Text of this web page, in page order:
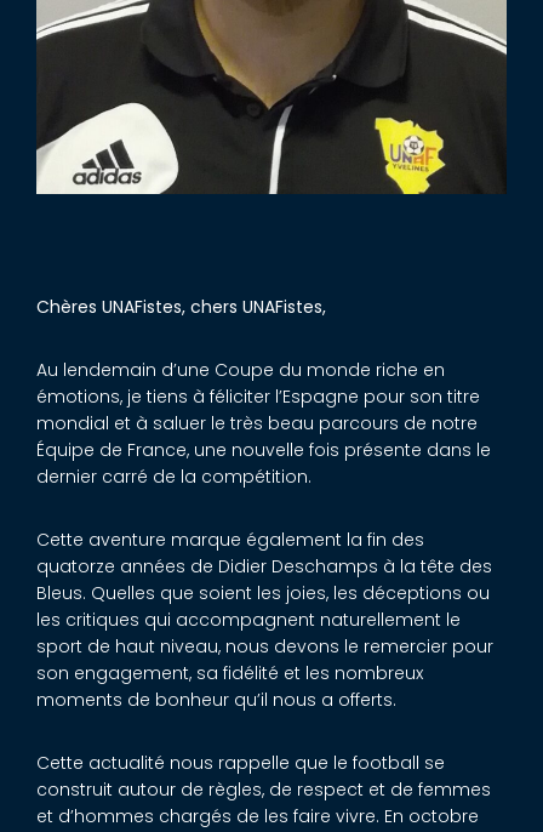
Chères UNAFistes, chers UNAFistes,
Au lendemain d’une Coupe du monde riche en
émotions, je tiens à féliciter l’Espagne pour son titre
mondial et à saluer le très beau parcours de notre
Équipe de France, une nouvelle fois présente dans le
dernier carré de la compétition.
Cette aventure marque également la fin des
quatorze années de Didier Deschamps à la tête des
Bleus. Quelles que soient les joies, les déceptions ou
les critiques qui accompagnent naturellement le
sport de haut niveau, nous devons le remercier pour
son engagement, sa fidélité et les nombreux
moments de bonheur qu’il nous a offerts.
Cette actualité nous rappelle que le football se
construit autour de règles, de respect et de femmes
et d’hommes chargés de les faire vivre. En octobre